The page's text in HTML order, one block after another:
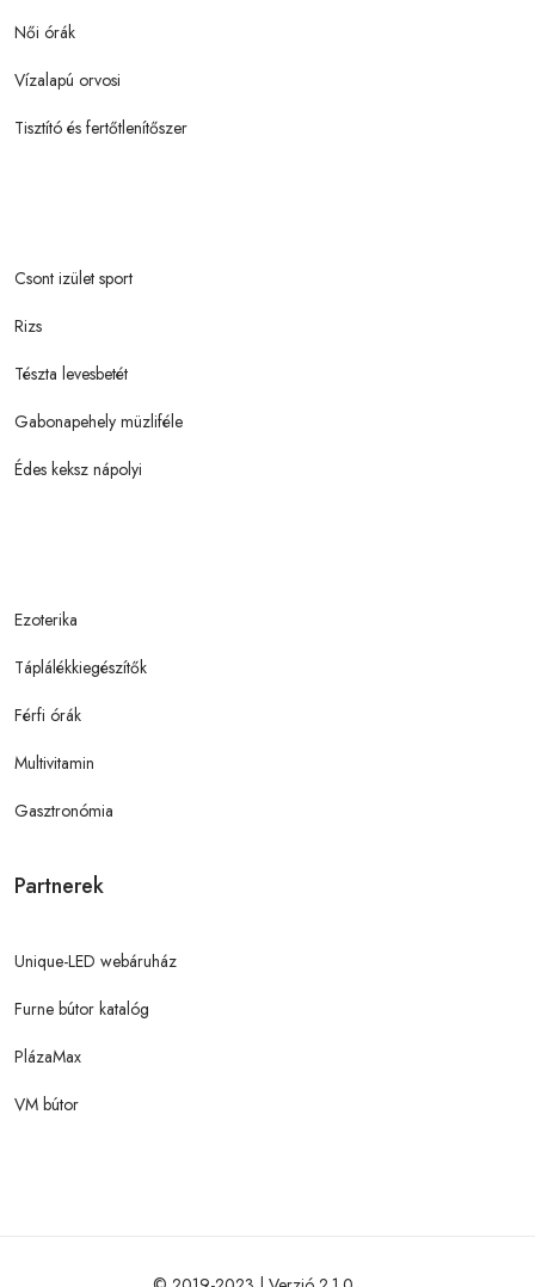
Női órák
Vízalapú orvosi
Tisztító és fertőtlenítőszer
Csont izület sport
Rizs
Tészta levesbetét
Gabonapehely müzliféle
Édes keksz nápolyi
Ezoterika
Táplálékkiegészítők
Férfi órák
Multivitamin
Gasztronómia
Partnerek
Unique-LED webáruház
Furne bútor katalóg
PlázaMax
VM bútor